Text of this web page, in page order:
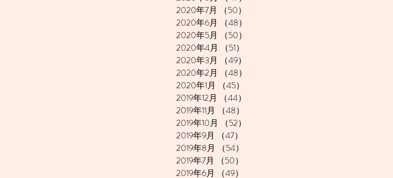
2020年7月
（50）
2020年6月
（48）
2020年5月
（50）
2020年4月
（51）
2020年3月
（49）
2020年2月
（48）
2020年1月
（45）
2019年12月
（44）
2019年11月
（48）
2019年10月
（52）
2019年9月
（47）
2019年8月
（54）
2019年7月
（50）
2019年6月
（49）